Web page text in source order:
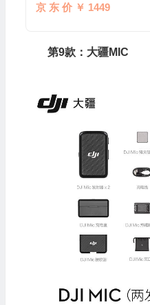
京 东 价 ￥ 1449
第9款：大疆MIC